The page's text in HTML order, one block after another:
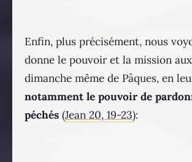
Enfin, plus précisément, nous
donne le pouvoir et la mission
dimanche même de Pâques, en
notamment le pouvoir de
péchés (Jean 20, 19-23):